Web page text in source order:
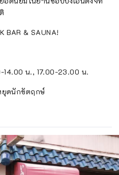
BAR & SAUNA!
14.00 น., 17.00-23.00 น.
ยุดนักขัตฤกษ์